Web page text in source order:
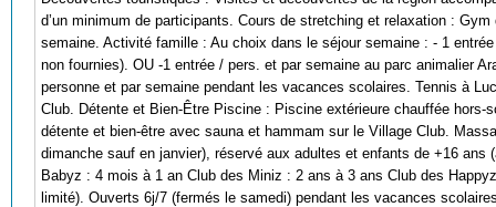
d’un minimum de participants. Cours de stretching et relaxation :
semaine. Activité famille : Au choix dans le séjour semaine : - 1
non fournies). OU -1 entrée / pers. et par semaine au parc animalier
personne et par semaine pendant les vacances scolaires. Tennis à
Club. Détente et Bien-Être Piscine : Piscine extérieure chauffée
détente et bien-être avec sauna et hammam sur le Village Club.
dimanche sauf en janvier), réservé aux adultes et enfants de +16
Babyz : 4 mois à 1 an Club des Miniz : 2 ans à 3 ans Club des
limité). Ouverts 6j/7 (fermés le samedi) pendant les vacances